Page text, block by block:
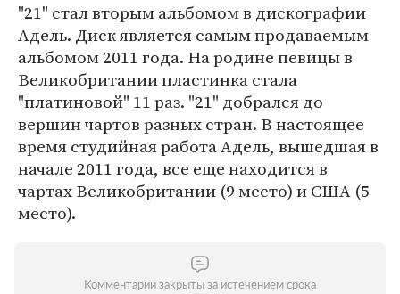
"21" стал вторым альбомом в дискографии
Адель. Диск является самым продаваемым
альбомом 2011 года. На родине певицы в
Великобритании пластинка стала
"платиновой" 11 раз. "21" добрался до
вершин чартов разных стран. В настоящее
время студийная работа Адель, вышедшая в
начале 2011 года, все еще находится в
чартах Великобритании (9 место) и США (5
место).
Комментарии закрыты за истечением срока